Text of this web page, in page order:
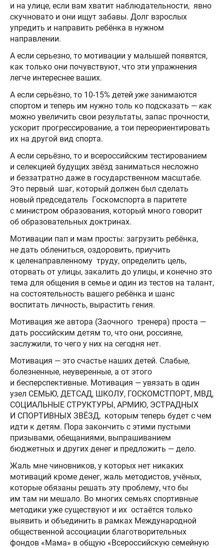
и на улице, если вам хватит наблюдательности, явно
скучновато и они ищут забавы. Долг взрослых
упредить и направить ребёнка в нужном
направлении.
А если серьезно, то мотивации у малышей появятся,
как только они почувствуют, что эти упражнения
легче интереснее ваших.
А если серьёзно, то 10-15% детей уже занимаются
спортом и теперь им нужно толь ко подсказать — как
можно увеличить свои результаты, запас прочности,
ускорит прогрессирование, а тои переориентировать
их на другой вид спорта.
А если серьёзно, то и всероссийским тестированием
и селекцией будущих звёзд заниматься несложно
и беззатратно даже в государственном масштабе.
Это первый шаг, который должен был сделать
новый председатель Госкомспорта в паритете
с министром образования, который много говорит
об образовательных доктринах.
Мотивации пап и мам просты: загрузить ребёнка,
не дать облениться, оздоровить, приучить
к целенаправленному труду, определить цель,
оторвать от улицы, закалить до улицы, и конечно это
тема для общения в семье и один из тестов на талант,
на состоятельность вашего ребёнка и шанс
воспитать личность, вырастить гения.
Мотивация же автора (Заочного тренера) проста —
дать российским детям то, что они, россияне,
заслужили, то чего у них на сегодня нет.
Мотивация — это счастье наших детей. Слабые,
болезненные, неуверенные, а от этого
и бесперспективные. Мотивация — увязать в один
узел СЕМЬЮ, ДЕТСАД, ШКОЛУ, ГОСКОМСТПОРТ, МВД,
СОЦИАЛЬНЫЕ СТРУКТУРЫ, АРМИЮ, ЭСТРАДНЫХ
И СПОРТИВНЫХ ЗВЁЗД, которым теперь будет с чем
идти к детям. Пора закончить с этими пустыми
призывами, обещаниями, выпрашиванием
бюджетных и других денег и предложить — дело.
Жаль мне чиновников, у которых нет никаких
мотиваций кроме денег, жаль методистов, учёных,
которые обязаны решать эту проблему, что бы
им там ни мешало. Во многих семьях спортивные
методики уже существуют и их остаётся только
выявить и объединить в рамках Международной
общественной ассоциации благотворительных
фондов «Мама» в общую «Всероссийскую семейную